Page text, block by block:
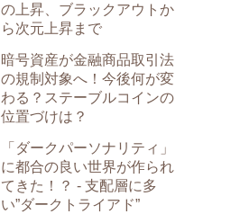
の上昇、ブラックアウトか
ら次元上昇まで
暗号資産が金融商品取引法
の規制対象へ！今後何が変
わる？ステーブルコインの
位置づけは？
「ダークパーソナリティ」
に都合の良い世界が作られ
てきた！？ - 支配層に多
い”ダークトライアド”